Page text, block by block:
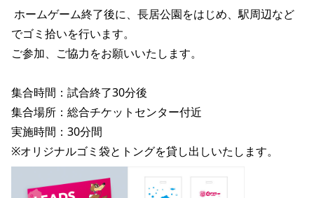
でゴミ拾いを行います。
ご参加、ご協力をお願いいたします。
集合時間：試合終了30分後
集合場所：総合チケットセンター付近
実施時間：30分間
※オリジナルゴミ袋とトングを貸し出しいたします。